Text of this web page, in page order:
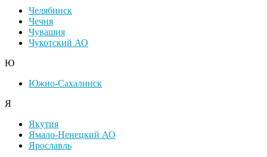
Челябинск
Чечня
Чувашия
Чукотский АО
Ю
Южно-Сахалинск
Я
Якутия
Ямало-Ненецкий АО
Ярославль